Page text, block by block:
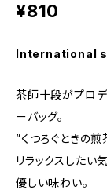
¥810
International
茶師十段がプロ
ーバッグ。
”くつろぐときの煎
リラックスしたい
優しい味わい。